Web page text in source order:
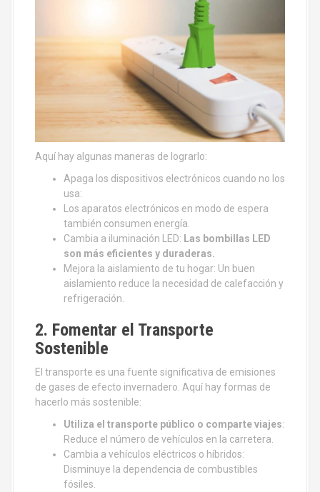
Aquí hay algunas maneras de lograrlo:
Apaga los dispositivos electrónicos cuando no los
usa:
Los aparatos electrónicos en modo de espera
también consumen energía.
Cambia a iluminación LED: Las bombillas LED
son más eficientes y duraderas.
Mejora la aislamiento de tu hogar: Un buen
aislamiento reduce la necesidad de calefacción y
refrigeración.
2. Fomentar el Transporte
Sostenible
El transporte es una fuente significativa de emisiones
de gases de efecto invernadero. Aquí hay formas de
hacerlo más sostenible:
Utiliza el transporte público o comparte viajes:
Reduce el número de vehículos en la carretera.
Cambia a vehículos eléctricos o híbridos:
Disminuye la dependencia de combustibles
fósiles.